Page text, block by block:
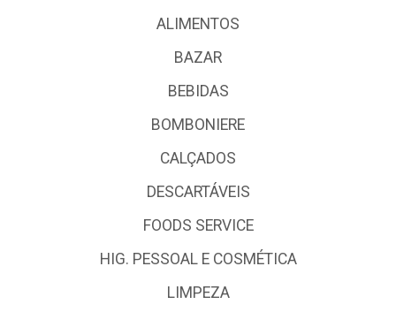
ALIMENTOS
BAZAR
BEBIDAS
BOMBONIERE
CALÇADOS
DESCARTÁVEIS
FOODS SERVICE
HIG. PESSOAL E COSMÉTICA
LIMPEZA